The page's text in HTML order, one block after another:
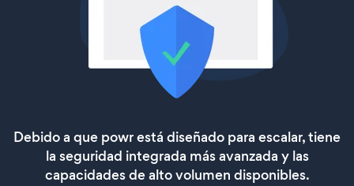
Debido a que powr está diseñado para escalar, tiene
la seguridad integrada más avanzada y las
capacidades de alto volumen disponibles.